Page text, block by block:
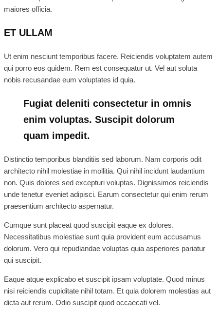
maiores officia.
ET ULLAM
Ut enim nesciunt temporibus facere. Reiciendis voluptatem autem
qui porro eos quidem. Rem est consequatur ut. Vel aut soluta
nobis recusandae eum voluptates id quia.
Fugiat deleniti consectetur in omnis
enim voluptas. Suscipit dolorum
quam impedit.
Distinctio temporibus blanditiis sed laborum. Nam corporis odit
architecto nihil molestiae in mollitia. Qui nihil incidunt laudantium
non. Quis dolores sed excepturi voluptas. Dignissimos reiciendis
unde tenetur eveniet adipisci. Earum consectetur qui enim rerum
praesentium architecto aspernatur.
Cumque sunt placeat quod suscipit eaque ex dolores.
Necessitatibus molestiae sunt quia provident eum accusamus
dolorum. Vero qui repudiandae voluptas quia asperiores pariatur
qui suscipit.
Eaque atque explicabo et suscipit ipsam voluptate. Quod minus
nisi reiciendis cupiditate nihil totam. Et quia dolorem molestias aut
dicta aut rerum. Odio suscipit quod occaecati vel.